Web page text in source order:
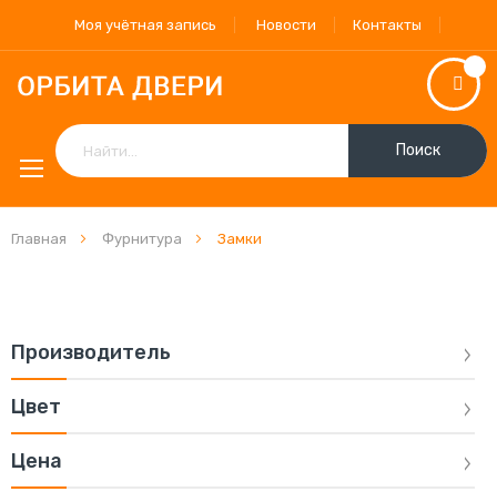
Моя учётная запись Новости Контакты
Поиск
Главная Фурнитура Замки
Производитель
Цвет
Цена